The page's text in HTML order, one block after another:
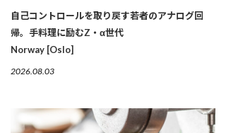
自己コントロールを取り戻す若者のアナログ回
帰。手料理に励むZ・α世代
Norway [Oslo]
2026.08.03